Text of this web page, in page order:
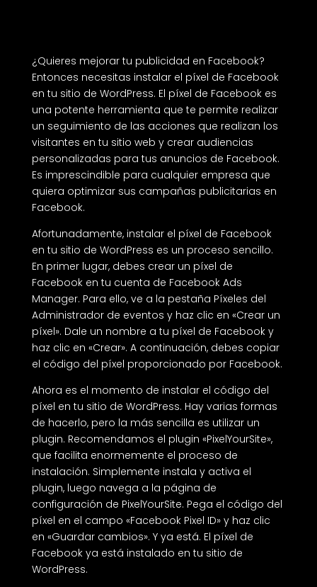
¿Quieres mejorar tu publicidad en Facebook?
Entonces necesitas instalar el píxel de Facebook
en tu sitio de WordPress. El píxel de Facebook es
una potente herramienta que te permite realizar
un seguimiento de las acciones que realizan los
visitantes en tu sitio web y crear audiencias
personalizadas para tus anuncios de Facebook.
Es imprescindible para cualquier empresa que
quiera optimizar sus campañas publicitarias en
Facebook.
Afortunadamente, instalar el píxel de Facebook
en tu sitio de WordPress es un proceso sencillo.
En primer lugar, debes crear un píxel de
Facebook en tu cuenta de Facebook Ads
Manager. Para ello, ve a la pestaña Píxeles del
Administrador de eventos y haz clic en «Crear un
píxel». Dale un nombre a tu píxel de Facebook y
haz clic en «Crear». A continuación, debes copiar
el código del píxel proporcionado por Facebook.
Ahora es el momento de instalar el código del
píxel en tu sitio de WordPress. Hay varias formas
de hacerlo, pero la más sencilla es utilizar un
plugin. Recomendamos el plugin «PixelYourSite»,
que facilita enormemente el proceso de
instalación. Simplemente instala y activa el
plugin, luego navega a la página de
configuración de PixelYourSite. Pega el código del
píxel en el campo «Facebook Pixel ID» y haz clic
en «Guardar cambios». Y ya está. El píxel de
Facebook ya está instalado en tu sitio de
WordPress.